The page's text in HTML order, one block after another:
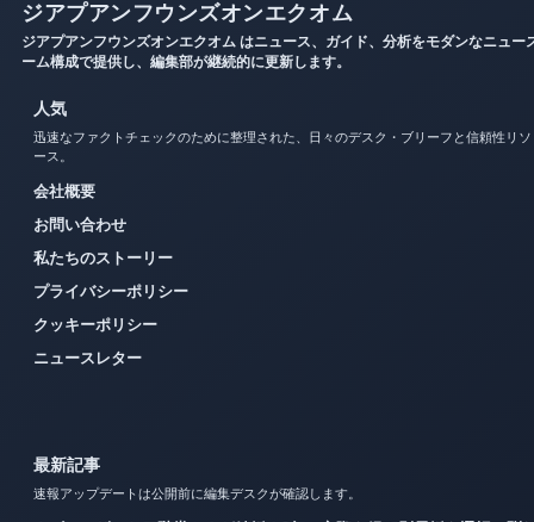
ジアプアンフウンズオンエクオム
ジアプアンフウンズオンエクオム はニュース、ガイド、分析をモダンなニュー
ーム構成で提供し、編集部が継続的に更新します。
人気
迅速なファクトチェックのために整理された、日々のデスク・ブリーフと信頼性リソ
ース。
会社概要
お問い合わせ
私たちのストーリー
プライバシーポリシー
クッキーポリシー
ニュースレター
最新記事
速報アップデートは公開前に編集デスクが確認します。